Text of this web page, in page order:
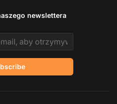
newslettera